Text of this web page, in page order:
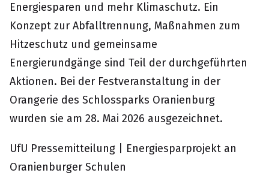
Energiesparen und mehr Klimaschutz. Ein
Konzept zur Abfalltrennung, Maßnahmen zum
Hitzeschutz und gemeinsame
Energierundgänge sind Teil der durchgeführten
Aktionen. Bei der Festveranstaltung in der
Orangerie des Schlossparks Oranienburg
wurden sie am 28. Mai 2026 ausgezeichnet.
UfU Pressemitteilung | Energiesparprojekt an
Oranienburger Schulen